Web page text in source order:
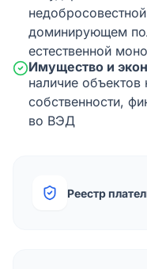
доминирующем
естественной
Имущество и
наличие
собственности,
во ВЭД
Реестр